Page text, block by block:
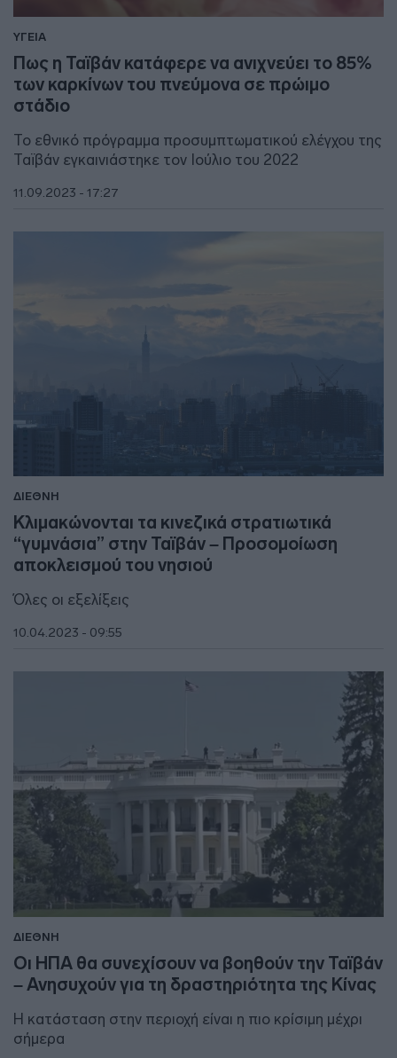
ΥΓΕΙΑ
Πως η Ταϊβάν κατάφερε να ανιχνεύει το 85%
των καρκίνων του πνεύμονα σε πρώιμο
στάδιο
Το εθνικό πρόγραμμα προσυμπτωματικού ελέγχου της
Ταϊβάν εγκαινιάστηκε τον Ιούλιο του 2022
11.09.2023 - 17:27
ΔΙΕΘΝΗ
Κλιμακώνονται τα κινεζικά στρατιωτικά
“γυμνάσια” στην Ταϊβάν – Προσομοίωση
αποκλεισμού του νησιού
Όλες οι εξελίξεις
10.04.2023 - 09:55
ΔΙΕΘΝΗ
Οι ΗΠΑ θα συνεχίσουν να βοηθούν την Ταϊβάν
– Ανησυχούν για τη δραστηριότητα της Κίνας
Η κατάσταση στην περιοχή είναι η πιο κρίσιμη μέχρι
σήμερα